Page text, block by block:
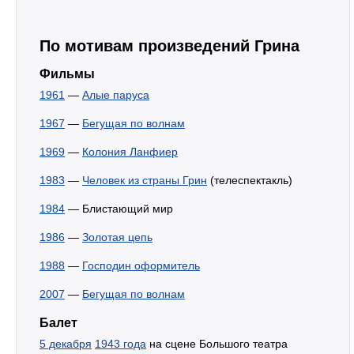
По мотивам произведений Грина
Фильмы
1961 — Алые паруса
1967 — Бегущая по волнам
1969 — Колония Ланфиер
1983 — Человек из страны Грин (телеспектакль)
1984 — Блистающий мир
1986 — Золотая цепь
1988 — Господин оформитель
2007 — Бегущая по волнам
Балет
5 декабря 1943 года на сцене Большого театра